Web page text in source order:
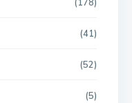
(178)
(41)
(52)
(5)